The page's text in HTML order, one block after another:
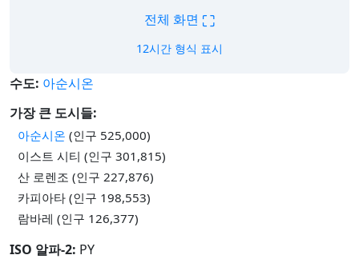
전체 화면 ⛶
12시간 형식 표시
수도: 아순시온
가장 큰 도시들:
아순시온 (인구 525,000)
이스트 시티 (인구 301,815)
산 로렌조 (인구 227,876)
카피아타 (인구 198,553)
람바레 (인구 126,377)
ISO 알파-2: PY